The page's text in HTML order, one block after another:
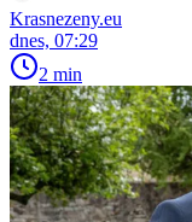
Krasnezeny.eu
dnes, 07:29
2 min